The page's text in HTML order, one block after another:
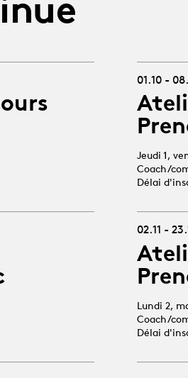
01.10 -
Jeudi 1,
Coach/
Délai
02.11 -
Lundi 2,
Coach/
Délai